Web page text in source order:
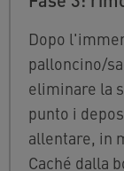
Dopo
palloncino/
eliminare la
punto i
allentare, in
Caché dalla